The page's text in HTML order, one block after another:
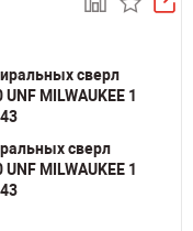
сверл
MILWAUKEE 1